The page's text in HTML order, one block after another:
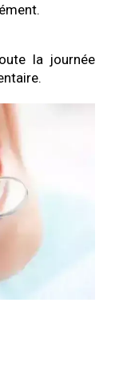
la journée